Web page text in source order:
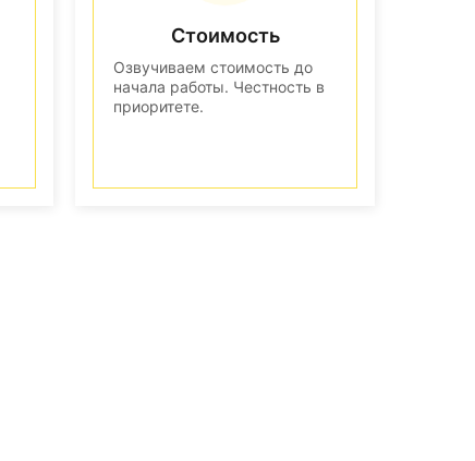
Стоимость
Озвучиваем стоимость до
начала работы. Честность в
приоритете.